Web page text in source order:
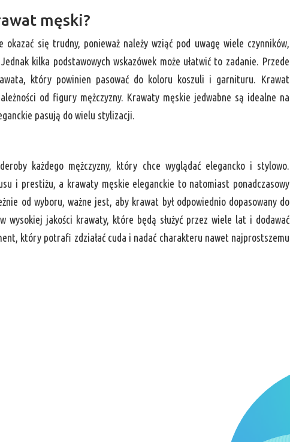
męski?
się trudny, ponieważ należy wziąć pod uwagę wiele czynników,
kilka podstawowych wskazówek może ułatwić to zadanie. Przede
który powinien pasować do koloru koszuli i garnituru. Krawat
od figury mężczyzny. Krawaty męskie jedwabne są idealne na
pasują do wielu stylizacji.
każdego mężczyzny, który chce wyglądać elegancko i stylowo.
i prestiżu, a krawaty męskie eleganckie to natomiast ponadczasowy
od wyboru, ważne jest, aby krawat był odpowiednio dopasowany do
jakości krawaty, które będą służyć przez wiele lat i dodawać
który potrafi zdziałać cuda i nadać charakteru nawet najprostszemu